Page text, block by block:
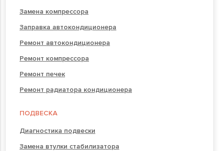
Замена компрессора
Заправка автокондиционера
Ремонт автокондиционера
Ремонт компрессора
Ремонт печек
Ремонт радиатора кондиционера
ПОДВЕСКА
Диагностика подвески
Замена втулки стабилизатора